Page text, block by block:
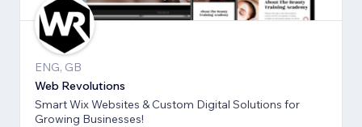
ENG, GB
Web Revolutions
Smart Wix Websites & Custom Digital Solutions for
Growing Businesses!